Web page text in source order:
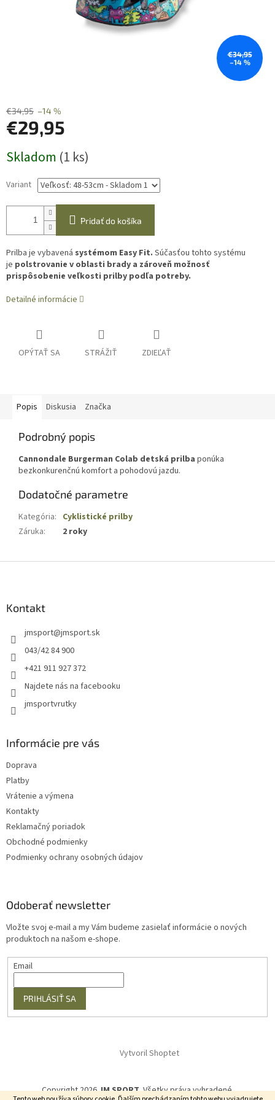
€34,95
–14 %
€34,95 –14 %
€29,95
cena:
Skladom (1 ks)
Variant
Pridať do košíka
Prilba je vybavená systémom Easy Fit. Súčasťou tohto systému
je polstrovanie v oblasti brady a zároveň možnosť
prispôsobenie veľkosti prilby podľa potreby.
Detailné informácie
OPÝTAŤ SA STRÁŽIŤ ZDIEĽAŤ
Popis Diskusia Značka
Podrobný popis
Cannondale Burgerman Colab detská prilba ponúka
bezkonkurenčnú komfort a pohodovú jazdu.
Dodatočné parametre
Kategória: Cyklistické prilby
Záruka: 2 roky
Kontakt
jmsport@jmsport.sk
043/42 84 900
+421 911 927 372
Najdete nás na facebooku
jmsportvrutky
Informácie pre vás
Doprava
Platby
Vrátenie a výmena
Kontakty
Reklamačný poriadok
Obchodné podmienky
Podmienky ochrany osobných údajov
Odoberať newsletter
Vložte svoj e-mail a my Vám budeme zasielať informácie o nových
produktoch na našom e-shope.
Email
PRIHLÁSIŤ SA
Vytvoril Shoptet
Copyright 2026JM SPORT. Všetky práva vyhradené.